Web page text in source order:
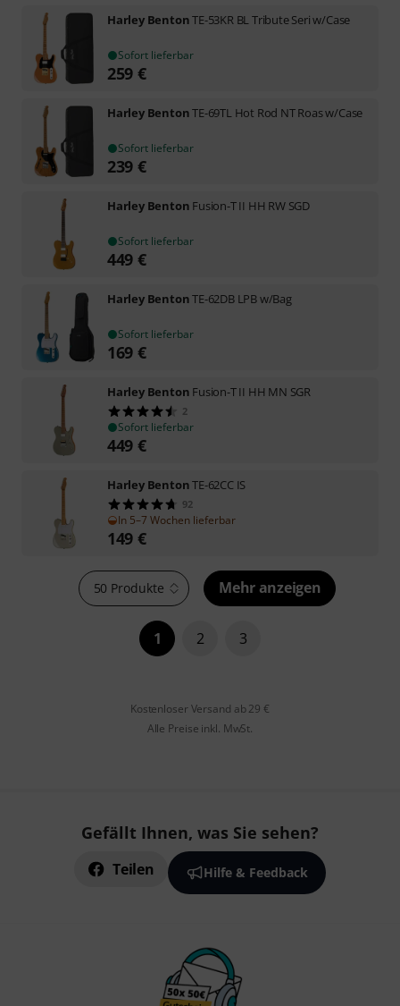
Harley BentonTE-53KR BL Tribute Seri w/Case
Sofort lieferbar
259 €
Harley BentonTE-69TL Hot Rod NT Roas w/Case
Sofort lieferbar
239 €
Harley Benton Fusion-T II HH RW SGD
Sofort lieferbar
449 €
Harley BentonTE-62DB LPB w/Bag
Sofort lieferbar
169 €
Harley Benton Fusion-T II HH MN SGR
2
Sofort lieferbar
449 €
Harley BentonTE-62CC IS
92
In 5–7 Wochen lieferbar
149 €
50 Produkte Mehr anzeigen
1 2 3
Kostenloser Versand ab 29 €
Alle Preise inkl. MwSt.
Gefällt Ihnen, was Sie sehen?
Teilen Hilfe & Feedback